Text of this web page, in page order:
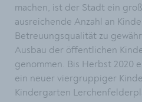
machen, ist der Stadt ein
ausreichende Anzahl an
Betreuungsqualität zu
Ausbau der öffentlichen
genommen. Bis Herbst 2020
ein neuer viergruppiger
Kindergarten